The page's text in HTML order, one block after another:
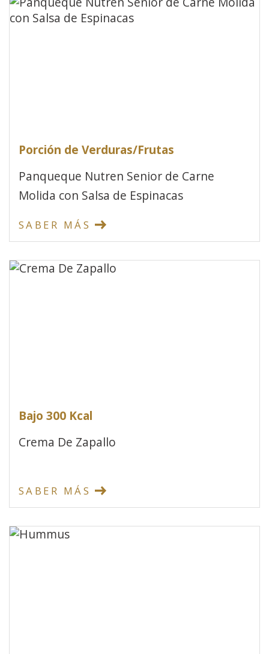
Porción de Verduras/Frutas
Panqueque Nutren Senior de Carne
Molida con Salsa de Espinacas
SABER MÁS
Bajo 300 Kcal
Crema De Zapallo
SABER MÁS